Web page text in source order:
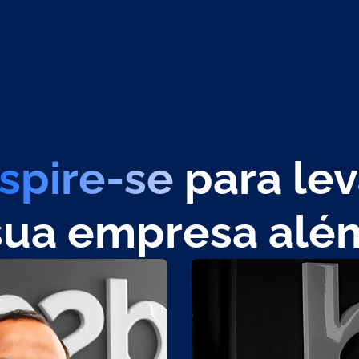
se para
empresa